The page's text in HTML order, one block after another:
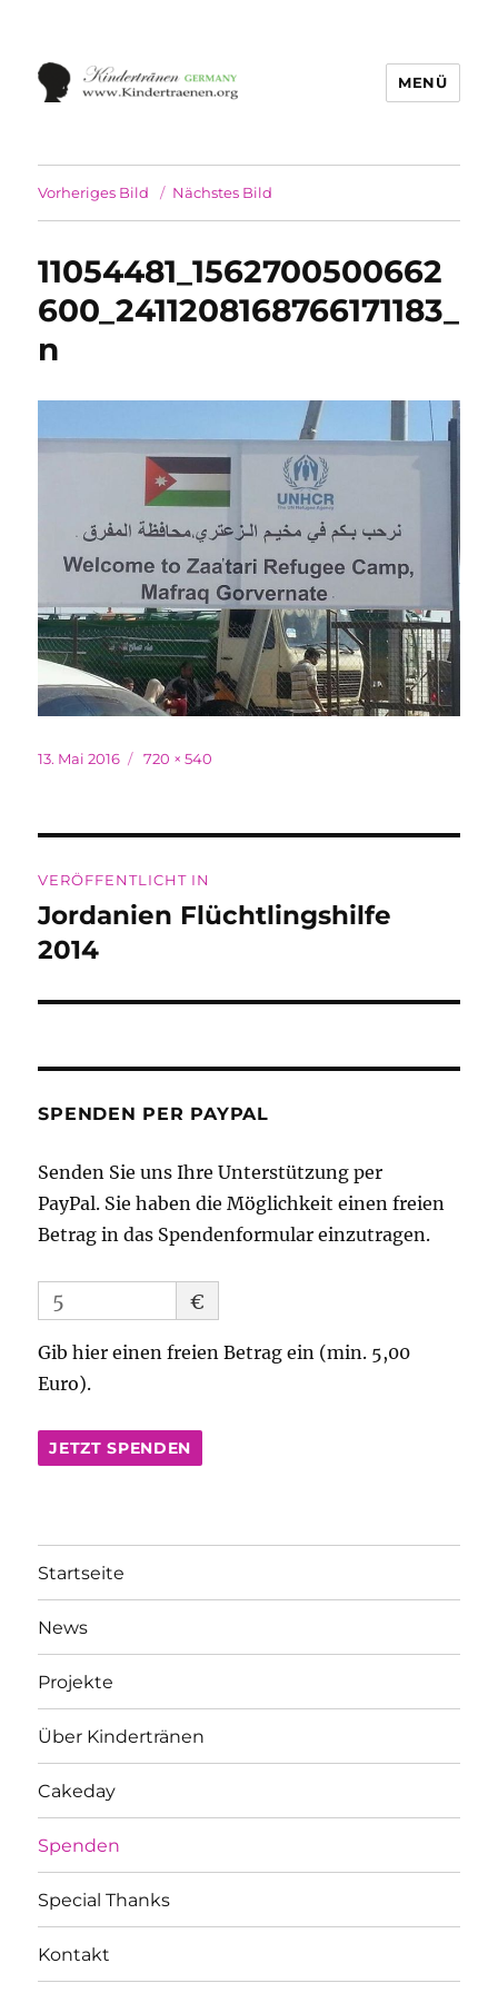
MENÜ
Vorheriges Bild Nächstes Bild
11054481_1562700500662
600_2411208168766171183_
n
Veröffentlicht
13. Mai 2016 Originalgröße
720 × 540
VERÖFFENTLICHT IN
Jordanien Flüchtlingshilfe
2014
SPENDEN PER PAYPAL
Senden Sie uns Ihre Unterstützung per
PayPal. Sie haben die Möglichkeit einen freien
Betrag in das Spendenformular einzutragen.
€
Gib hier einen freien Betrag ein (min. 5,00
Euro).
JETZT SPENDEN
Startseite
News
Projekte
Über Kindertränen
Cakeday
Spenden
Special Thanks
Kontakt